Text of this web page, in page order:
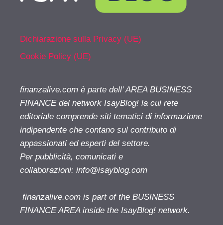
Dichiarazione sulla Privacy (UE)
Cookie Policy (UE)
finanzalive.com è parte dell' AREA BUSINESS
FINANCE del network IsayBlog! la cui rete
editoriale comprende siti tematici di informazione
indipendente che contano sul contributo di
appassionati ed esperti del settore.
Per pubblicità, comunicati e
collaborazioni: info@isayblog.com
finanzalive.com is part of the BUSINESS
FINANCE AREA inside the IsayBlog! network.